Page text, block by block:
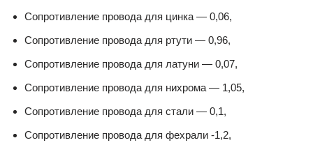
Сопротивление провода для цинка — 0,06,
Сопротивление провода для ртути — 0,96,
Сопротивление провода для латуни — 0,07,
Сопротивление провода для нихрома — 1,05,
Сопротивление провода для стали — 0,1,
Сопротивление провода для фехрали -1,2,